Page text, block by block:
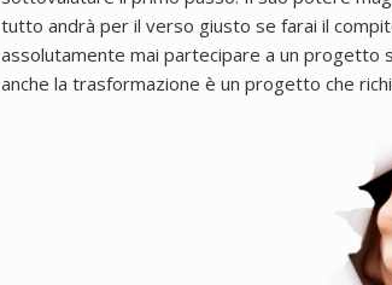
tutto andrà per il verso giusto se farai il
assolutamente mai partecipare a un progetto
anche la trasformazione è un progetto che